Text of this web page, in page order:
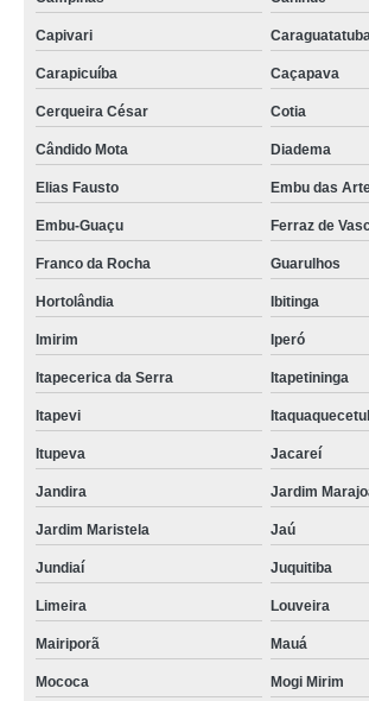
Capivari
Carapicuíba Caçapava
Cerqueira César Cotia
Cândido Mota Diadema
Elias Fausto Embu das
Embu-Guaçu Ferraz de
Franco da Rocha Guarulhos
Hortolândia Ibitinga
Imirim Iperó
Itapecerica da Serra Itapetininga
Itapevi
Itupeva Jacareí
Jandira Jardim
Jardim Maristela Jaú
Jundiaí Juquitiba
Limeira Louveira
Mairiporã Mauá
Mococa Mogi Mirim